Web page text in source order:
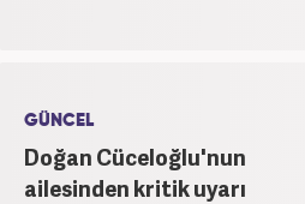
GÜNCEL
Doğan Cüceloğlu'nun
ailesinden kritik uyarı